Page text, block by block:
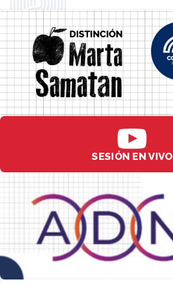
SESIÓN EN VIVO